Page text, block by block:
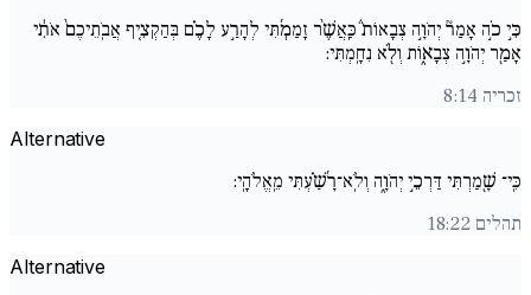
כִּ֣י כֹ֣ה אָמַר֘ יְהֹוָ֣ה צְבָאוֹת֒ כַּֽאֲשֶׁ֨ר זָמַמְ֜תִּי לְהָרַ֣ע לָכֶ֗ם בְּהַקְצִ֚יף אֲבֹֽתֵיכֶם֙ אֹתִ֔י
אָמַ֖ר יְהֹוָ֣ה צְבָא֑וֹת וְלֹ֖א נִחָֽמְתִּי:
זכריה 8:14
Alternative
כִּֽי־ שָׁ֖מַרְתִּי דַּרְכֵ֣י יְהֹוָ֑ה וְלֹֽא־רָ֜שַׁ֗עְתִּי מֵֽאֱלֹהָֽי:
תהלים 18:22
Alternative